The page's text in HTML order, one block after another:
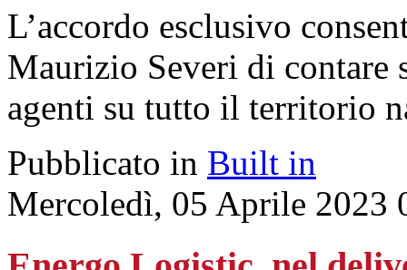
L’accordo esclusivo
Maurizio Severi di contare
agenti su tutto il territorio
Pubblicato in Built in
Mercoledì, 05 Aprile 2023